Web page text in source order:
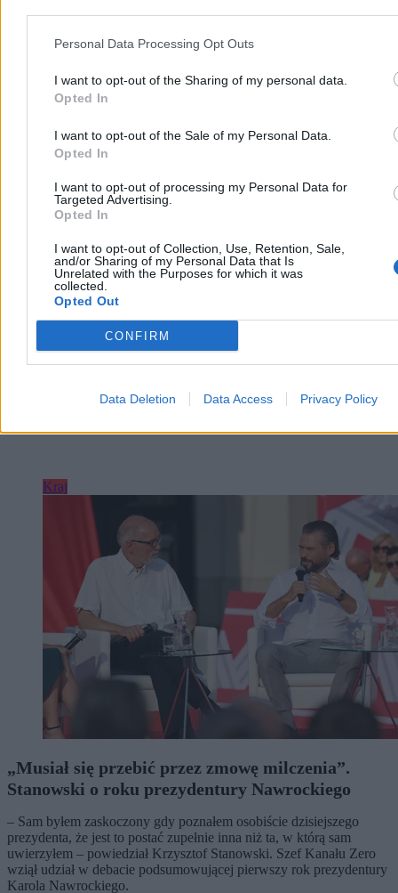
Personal Data Processing Opt Outs
I want to opt-out of the Sharing of my personal data.
Opted In
I want to opt-out of the Sale of my Personal Data.
Opted In
I want to opt-out of processing my Personal Data for
Targeted Advertising.
Opted In
I want to opt-out of Collection, Use, Retention, Sale,
and/or Sharing of my Personal Data that Is
Unrelated with the Purposes for which it was
collected.
Opted Out
CONFIRM
Data Deletion Data Access Privacy Policy
prezydentem w naszym wspólnym domu. Wy zdecydowaliście o
tym, że mam być waszym głosem w Pałacu Prezydenckim –
zaprzysiężenia na stanowisko prezydenta RP. W trackie wystąpienia
zapowiedział, że w ciągu kilku miesięcy będzie przedstawiona
Paweł Żurek
Wczoraj 18:56
Reklama
Kraj
„Musiał się przebić przez zmowę milczenia”.
Stanowski o roku prezydentury Nawrockiego
– Sam byłem zaskoczony gdy poznałem osobiście dzisiejszego
prezydenta, że jest to postać zupełnie inna niż ta, w którą sam
uwierzyłem – powiedział Krzysztof Stanowski. Szef Kanału Zero
wziął udział w debacie podsumowującej pierwszy rok prezydentury
Karola Nawrockiego.